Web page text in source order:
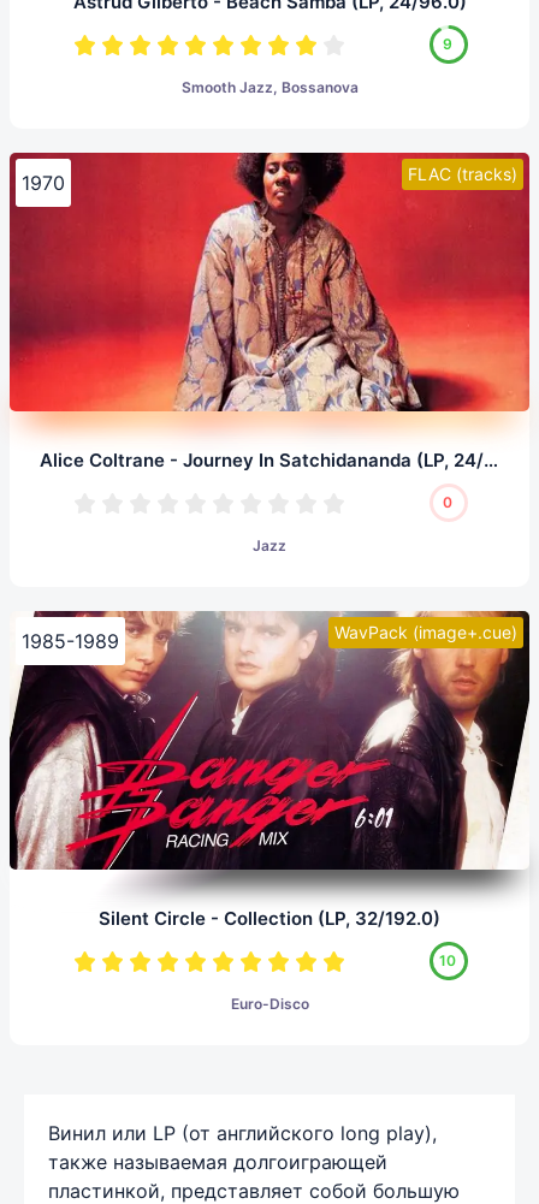
9
Smooth Jazz, Bossanova
FLAC (tracks)
1970
Alice Coltrane - Journey In Satchidananda (LP, 24/96.0)
0
Jazz
WavPack (image+.cue)
1985-1989
Silent Circle - Collection (LP, 32/192.0)
10
Euro-Disco
Винил или LP (от английского long play),
также называемая долгоиграющей
пластинкой, представляет собой большую